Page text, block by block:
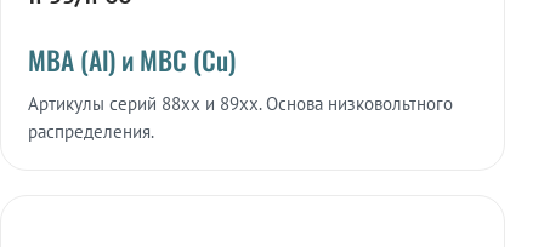
МВА (Al) и МВС (Cu)
Артикулы серий 88xx и 89xx. Основа низковольтного
распределения.